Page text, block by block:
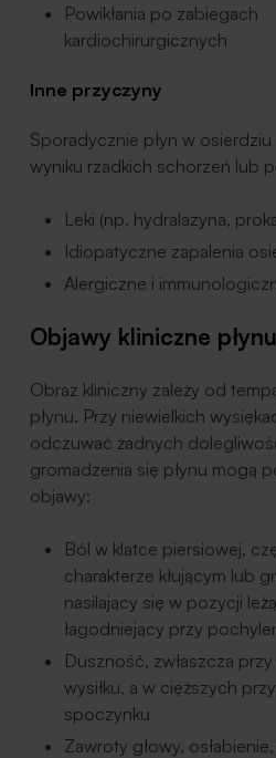
Powikłania po zabiegach
kardiochirurgicznych
Inne przyczyny
Sporadycznie płyn w
wyniku rzadkich schorzeń lub
Leki (np. hydralazyna,
Idiopatyczne zapalenia
Alergiczne i
Objawy kliniczne
Obraz kliniczny zależy od
płynu. Przy niewielkich
odczuwać żadnych
gromadzenia się płynu mogą
objawy:
Ból w klatce piersiowej,
charakterze kłującym lub
nasilający się w pozycji
łagodniejący przy
Duszność, zwłaszcza
wysiłku, a w cięższych
spoczynku
Zawroty głowy,